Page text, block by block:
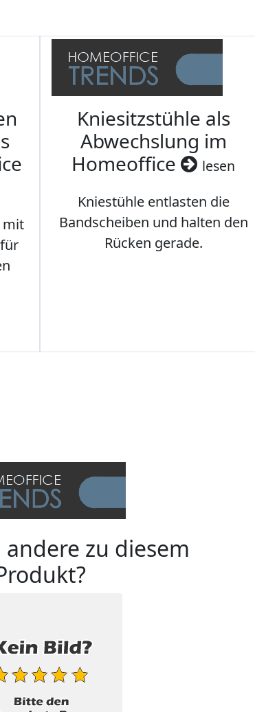
mit
Kniesitzstühle als
Abwechslung im
Homeoffice
lesen
Kniestühle entlasten die
Bandscheiben und halten den
Rücken gerade.
andere zu diesem